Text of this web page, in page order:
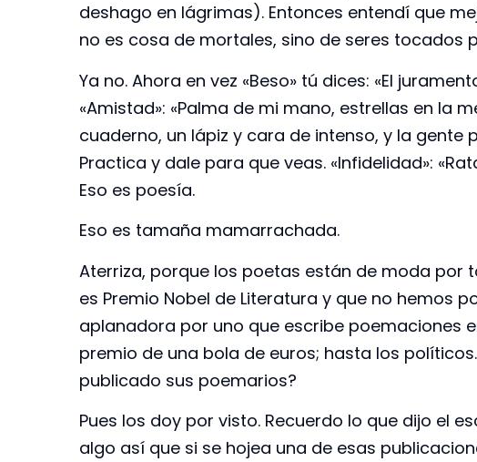
deshago en lágrimas). Entonces entendí que
no es cosa de mortales, sino de seres tocados
Ya no. Ahora en vez «Beso» tú dices: «El
«Amistad»: «Palma de mi mano, estrellas en la
cuaderno, un lápiz y cara de intenso, y la gente
Practica y dale para que veas. «Infidelidad»:
Eso es poesía.
Eso es tamaña mamarrachada.
Aterriza, porque los poetas están de moda por
es Premio Nobel de Literatura y que no hemos
aplanadora por uno que escribe poemaciones
premio de una bola de euros; hasta los
publicado sus poemarios?
Pues los doy por visto. Recuerdo lo que dijo el
algo así que si se hojea una de esas